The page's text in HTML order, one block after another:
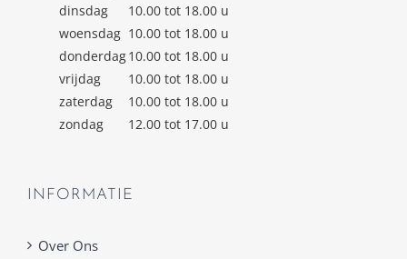
dinsdag
10.00 tot 18.00 u
woensdag 10.00 tot 18.00 u
donderdag10.00 tot 18.00 u
vrijdag
10.00 tot 18.00 u
zaterdag
10.00 tot 18.00 u
zondag
12.00 tot 17.00 u
INFORMATIE
Over Ons